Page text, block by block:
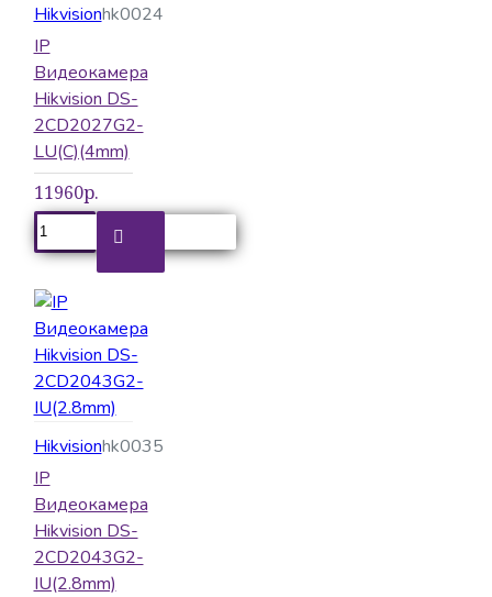
Hikvisionhk0024
IP
Видеокамера
Hikvision DS-
2CD2027G2-
LU(C)(4mm)
11960р.
Hikvisionhk0035
IP
Видеокамера
Hikvision DS-
2CD2043G2-
IU(2.8mm)